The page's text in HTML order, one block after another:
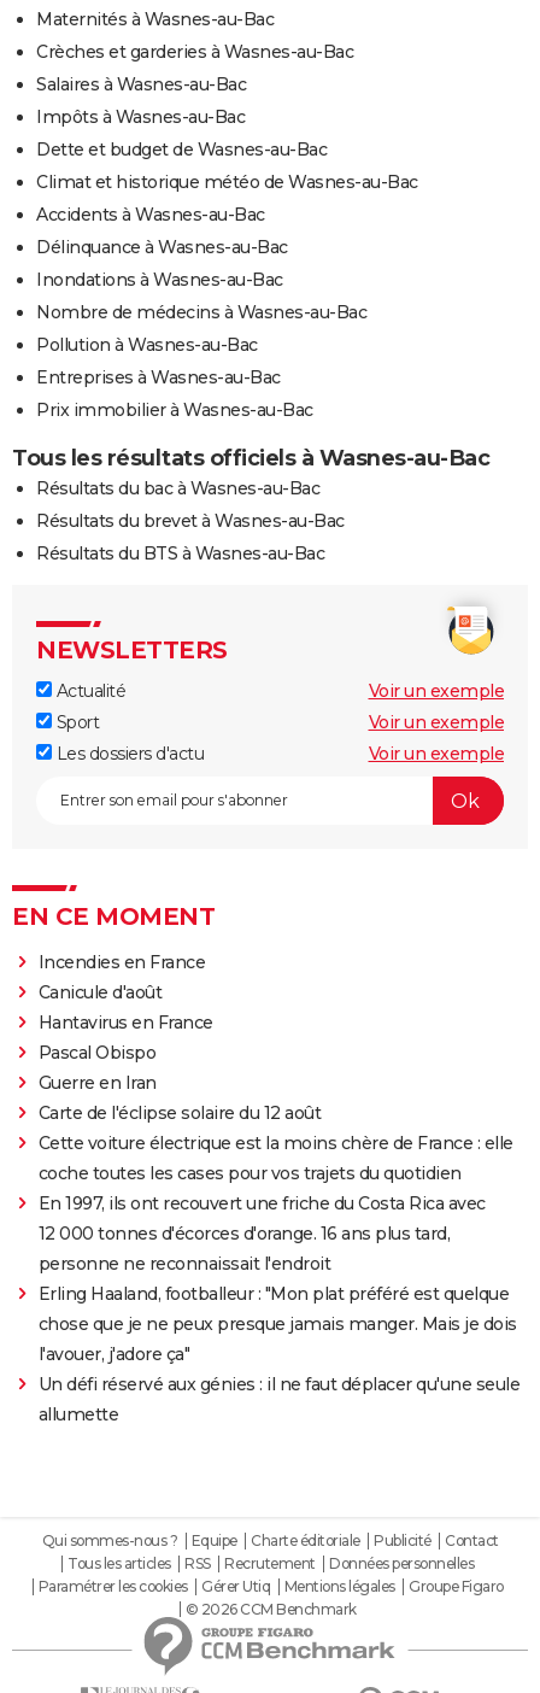
Maternités à Wasnes-au-Bac
Crèches et garderies à Wasnes-au-Bac
Salaires à Wasnes-au-Bac
Impôts à Wasnes-au-Bac
Dette et budget de Wasnes-au-Bac
Climat et historique météo de Wasnes-au-Bac
Accidents à Wasnes-au-Bac
Délinquance à Wasnes-au-Bac
Inondations à Wasnes-au-Bac
Nombre de médecins à Wasnes-au-Bac
Pollution à Wasnes-au-Bac
Entreprises à Wasnes-au-Bac
Prix immobilier à Wasnes-au-Bac
Tous les résultats officiels à Wasnes-au-Bac
Résultats du bac à Wasnes-au-Bac
Résultats du brevet à Wasnes-au-Bac
Résultats du BTS à Wasnes-au-Bac
NEWSLETTERS
Actualité
Voir un exemple
Sport
Voir un exemple
Les dossiers d'actu
Voir un exemple
EN CE MOMENT
Incendies en France
Canicule d'août
Hantavirus en France
Pascal Obispo
Guerre en Iran
Carte de l'éclipse solaire du 12 août
Cette voiture électrique est la moins chère de France : elle
coche toutes les cases pour vos trajets du quotidien
En 1997, ils ont recouvert une friche du Costa Rica avec
12 000 tonnes d'écorces d'orange. 16 ans plus tard,
personne ne reconnaissait l'endroit
Erling Haaland, footballeur : "Mon plat préféré est quelque
chose que je ne peux presque jamais manger. Mais je dois
l'avouer, j'adore ça"
Un défi réservé aux génies : il ne faut déplacer qu'une seule
allumette
Qui sommes-nous ? Equipe Charte éditoriale Publicité
Contact
Tous les articles
RSS Recrutement
Données personnelles
Paramétrer les cookies
Gérer Utiq Mentions légales
Groupe Figaro
© 2026 CCM Benchmark